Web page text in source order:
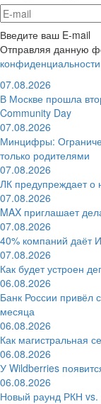
Введите ваш E-mail
Отправляя данную
07.08.2026
В Москве прошла
Community Day
07.08.2026
Минцифры:
только родителями
07.08.2026
ЛК предупреждает о
07.08.2026
MAX приглашает
07.08.2026
40% компаний даёт
07.08.2026
Как будет устроен
06.08.2026
Банк России привёл
месяца
06.08.2026
Как магистральная
06.08.2026
У Wildberries
06.08.2026
Новый раунд РКН vs.